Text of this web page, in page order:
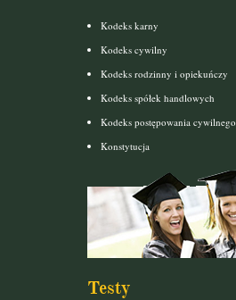
Kodeks karny
Kodeks cywilny
Kodeks rodzinny i opiekuńczy
Kodeks spółek handlowych
Kodeks postępowania cywilnego
Konstytucja
Testy